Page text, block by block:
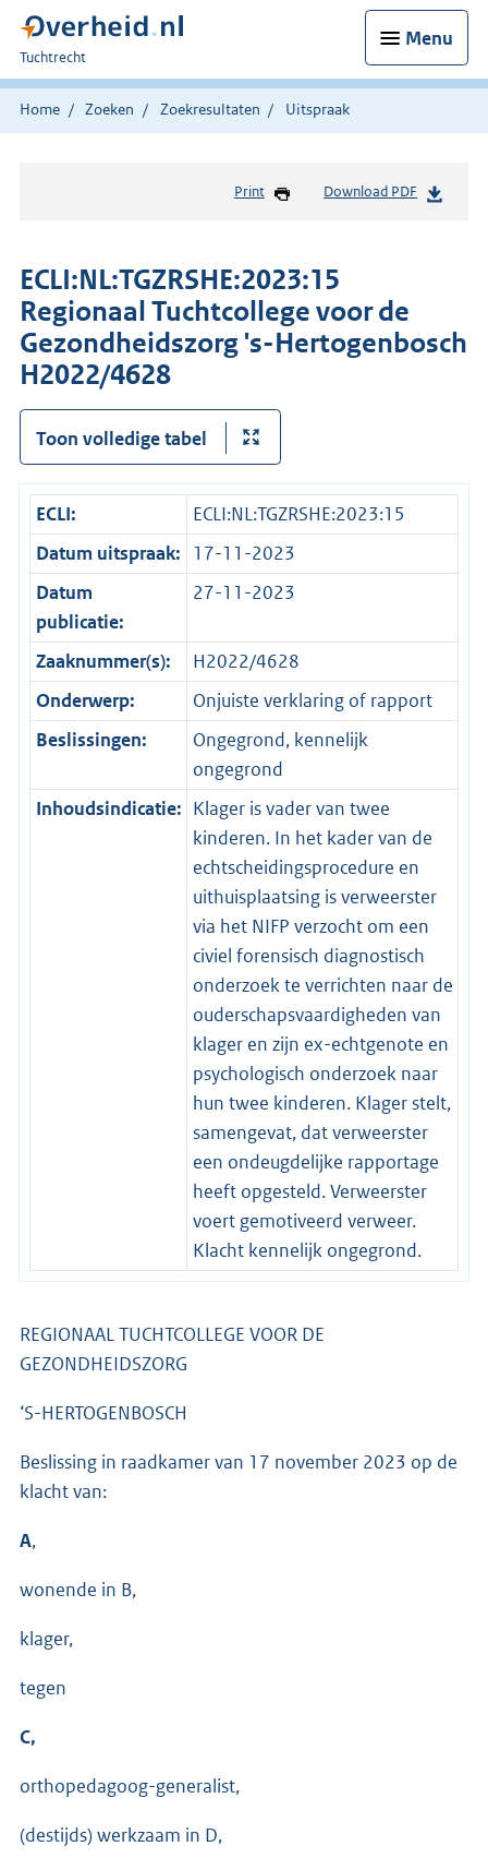
Menu
U
bent
hier:
Tuchtrecht
Home Zoeken Zoekresultaten Uitspraak
Print Download PDF
ECLI:NL:TGZRSHE:2023:15
Regionaal Tuchtcollege voor de
Gezondheidszorg 's-Hertogenbosch
H2022/4628
Toon volledige tabel
ECLI:
ECLI:NL:TGZRSHE:2023:15
Datum uitspraak:
17-11-2023
Datum
publicatie:
27-11-2023
Zaaknummer(s):
H2022/4628
Onderwerp:
Onjuiste verklaring of rapport
Beslissingen:
Ongegrond, kennelijk
ongegrond
Inhoudsindicatie: Klager is vader van twee
kinderen. In het kader van de
echtscheidingsprocedure en
uithuisplaatsing is verweerster
via het NIFP verzocht om een
civiel forensisch diagnostisch
onderzoek te verrichten naar de
ouderschapsvaardigheden van
klager en zijn ex-echtgenote en
psychologisch onderzoek naar
hun twee kinderen. Klager stelt,
samengevat, dat verweerster
een ondeugdelijke rapportage
heeft opgesteld. Verweerster
voert gemotiveerd verweer.
Klacht kennelijk ongegrond.
REGIONAAL TUCHTCOLLEGE VOOR DE
GEZONDHEIDSZORG
‘S-HERTOGENBOSCH
Beslissing in raadkamer van 17 november 2023 op de
klacht van:
A,
wonende in B,
klager,
tegen
C,
orthopedagoog-generalist,
(destijds) werkzaam in D,